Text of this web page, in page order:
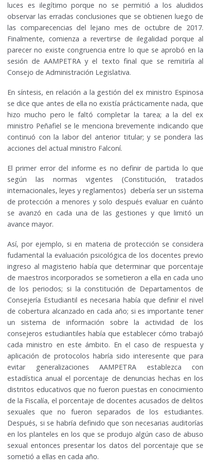
luces es ilegítimo porque no se permitió a los aludidos
observar las erradas conclusiones que se obtienen luego de
las comparecencias del lejano mes de octubre de 2017.
Finalmente, comienza a revertirse de ilegalidad porque al
parecer no existe congruencia entre lo que se aprobó en la
sesión de AAMPETRA y el texto final que se remitiría al
Consejo de Administración Legislativa.
En síntesis, en relación a la gestión del ex ministro Espinosa
se dice que antes de ella no existía prácticamente nada, que
hizo mucho pero le faltó completar la tarea; a la del ex
ministro Peñafiel se le menciona brevemente indicando que
continuó con la labor del anterior titular; y se pondera las
acciones del actual ministro Falconí.
El primer error del informe es no definir de partida lo que
según las normas vigentes (Constitución, tratados
internacionales, leyes y reglamentos) debería ser un sistema
de protección a menores y solo después evaluar en cuánto
se avanzó en cada una de las gestiones y que limitó un
avance mayor.
Así, por ejemplo, si en materia de protección se considera
fudamental la evaluación psicológica de los docentes previo
ingreso al magisterio había que determinar que porcentaje
de maestros incorporados se sometieron a ella en cada uno
de los periodos; si la constitución de Departamentos de
Consejería Estudiantil es necesaria había que definir el nivel
de cobertura alcanzado en cada año; si es importante tener
un sistema de información sobre la actividad de los
consejeros estudiantiles había que establecer cómo trabajó
cada ministro en este ámbito. En el caso de respuesta y
aplicación de protocolos habría sido interesente que para
evitar generalizaciones AAMPETRA establezca con
estadística anual el porcentaje de denuncias hechas en los
distritos educativos que no fueron puestas en conocimiento
de la Fiscalía, el porcentaje de docentes acusados de delitos
sexuales que no fueron separados de los estudiantes.
Después, si se habría definido que son necesarias auditorías
en los planteles en los que se produjo algún caso de abuso
sexual entonces presentar los datos del porcentaje que se
sometió a ellas en cada año.